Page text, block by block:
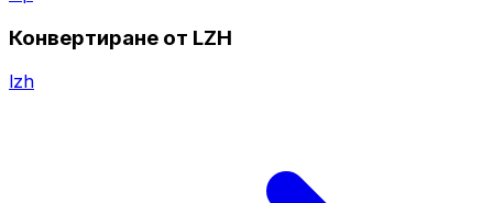
Конвертиране от LZH
lzh